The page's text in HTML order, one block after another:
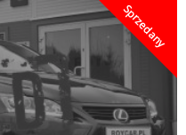
Sprzedany